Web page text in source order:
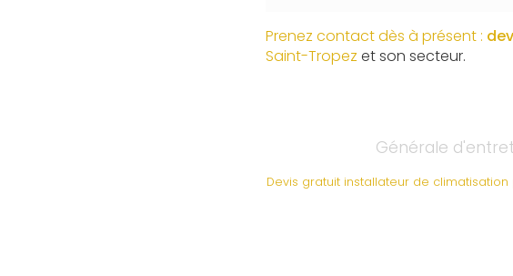
Prenez contact dès à présent :
Saint-Tropez et son secteur.
Générale
Devis gratuit installateur de